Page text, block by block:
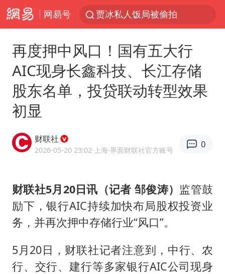
网易号
贾冰私人饭局被偷拍
医疗垃圾做手机壳 这也是谋财害命
辽宁28名务农人员中暑死亡？官方辟谣
演员秦焰去世 曾出演《狂飙》
大疆错失宇树
SK海力士回应“或出售重庆工厂”传闻
部分银行上调存款利率
路虎卫士110 HSE限时降价
朱一龙的鼻子怎么了
再度押中风口！国有五大行
AIC现身长鑫科技、长江存储
股东名单，投贷联动转型效果
初显
财联社
2026-05-20 23:02·上海·界面财联社官方账号
0
财联社5月20日讯（记者 邹俊涛） 监管鼓
励下，银行AIC持续加快布局股权投资业
务，并再次押中存储行业“风口”。
5月20日，财联社记者注意到，中行、农
行、交行、建行等多家银行AIC公司现身